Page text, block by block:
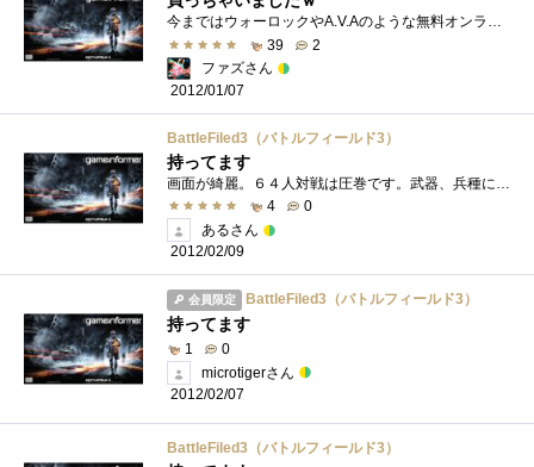
今まではウォーロックやA.V.Aのような無料オンラインでのFPSゲームをプレイしてきました。 まぁ無料だし暇つぶし程度で楽しんでいたのでいた感...
39
2
ファズさん
2012/01/07
BattleFiled3（バトルフィールド3）
持ってます
4
0
あるさん
2012/02/09
会員限定 BattleFiled3（バトルフィールド3）
持ってます
1
0
microtigerさん
2012/02/07
BattleFiled3（バトルフィールド3）